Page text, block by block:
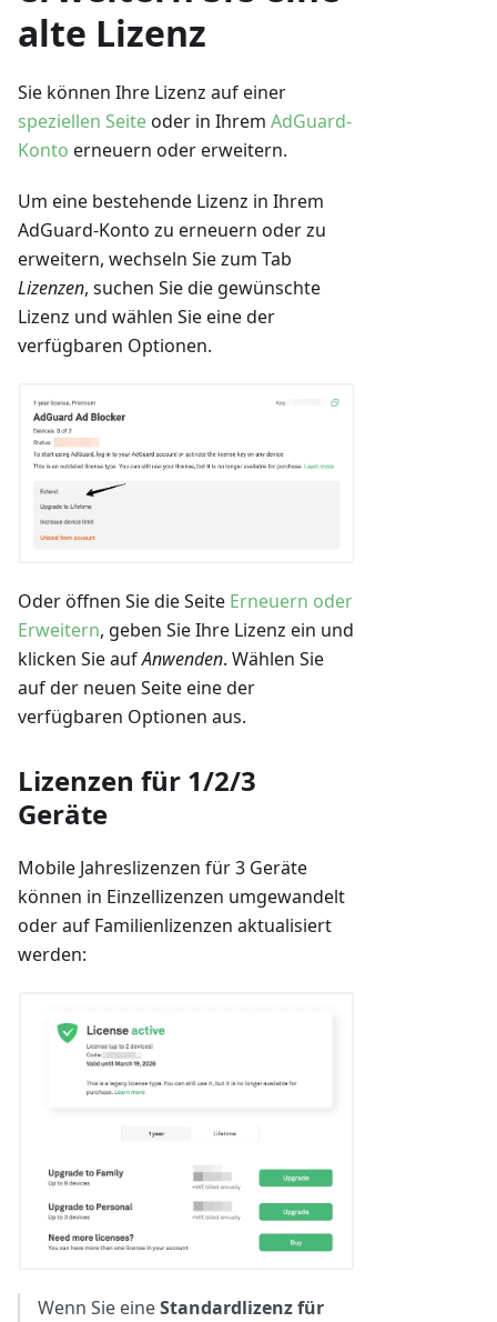
alte Lizenz
Sie können Ihre Lizenz auf einer
speziellen Seiteoder in Ihrem AdGuard-
Konto erneuern oder erweitern.
Um eine bestehende Lizenz in Ihrem
AdGuard-Konto zu erneuern oder zu
erweitern, wechseln Sie zum Tab
Lizenzen, suchen Sie die gewünschte
Lizenz und wählen Sie eine der
verfügbaren Optionen.
Oder öffnen Sie die Seite Erneuern oder
Erweitern, geben Sie Ihre Lizenz ein und
klicken Sie aufAnwenden. Wählen Sie
auf der neuen Seite eine der
verfügbaren Optionen aus.
Lizenzen für 1/2/3
Geräte
Mobile Jahreslizenzen für 3 Geräte
können in Einzellizenzen umgewandelt
oder auf Familienlizenzen aktualisiert
werden:
Wenn Sie eineStandardlizenz für